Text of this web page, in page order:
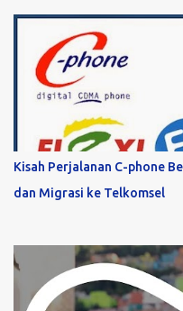
Kisah Perjalanan C-phone
dan Migrasi ke Telkomsel